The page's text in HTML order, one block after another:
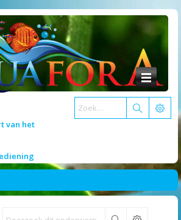
van het